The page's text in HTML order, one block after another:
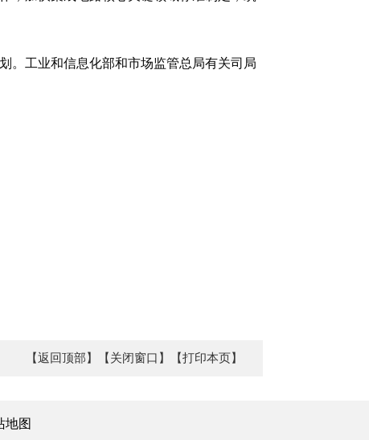
。工业和信息化部和市场监管总局有关司局
【返回顶部】 【关闭窗口】 【打印本页】
地图